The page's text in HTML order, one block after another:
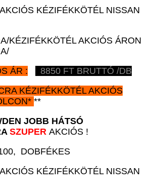
KÉZIFÉKKÖTÉL NISSAN
KÉZIFÉKKÖTÉL AKCIÓS ÁRON
ÁR :
8850 FT BRUTTÓ /DB
KÉZIFÉKKÖTÉL AKCIÓS
**
JOBB HÁTSÓ
SZUPER AKCIÓS !
DOBFÉKES
KÉZIFÉKKÖTÉL NISSAN